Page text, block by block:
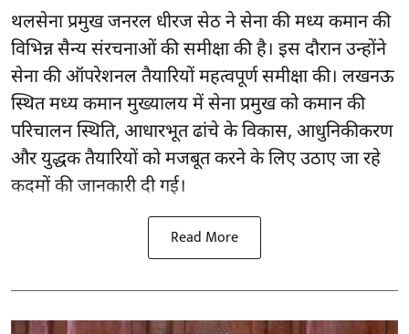
थलसेना प्रमुख जनरल धीरज सेठ ने सेना की मध्य कमान की
विभिन्न सैन्य संरचनाओं की समीक्षा की है। इस दौरान उन्होंने
सेना की ऑपरेशनल तैयारियों महत्वपूर्ण समीक्षा की। लखनऊ
स्थित मध्य कमान मुख्यालय में सेना प्रमुख को कमान की
परिचालन स्थिति, आधारभूत ढांचे के विकास, आधुनिकीकरण
और युद्धक तैयारियों को मजबूत करने के लिए उठाए जा रहे
कदमों की जानकारी दी गई।
Read More